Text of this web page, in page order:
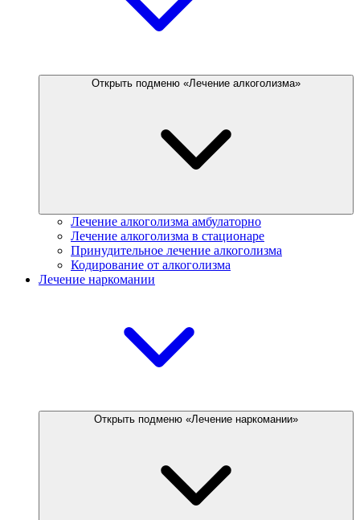
Открыть подменю «Лечение алкоголизма»
Лечение алкоголизма амбулаторно
Лечение алкоголизма в стационаре
Принудительное лечение алкоголизма
Кодирование от алкоголизма
Лечение наркомании
Открыть подменю «Лечение наркомании»